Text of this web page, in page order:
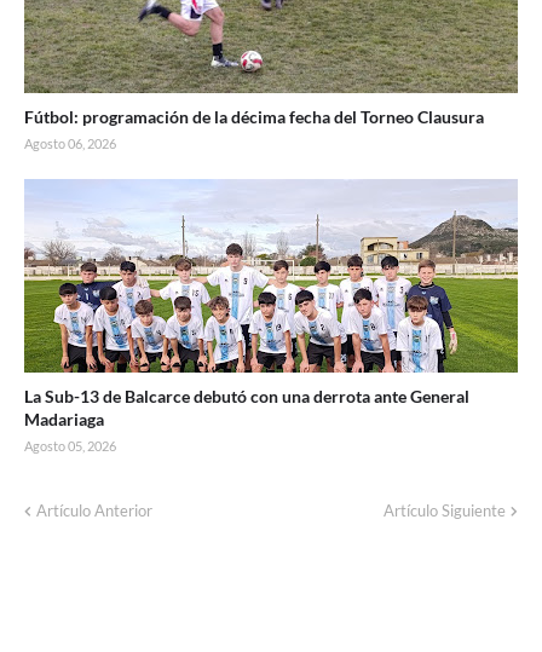
Fútbol: programación de la décima fecha del Torneo Clausura
Agosto 06, 2026
La Sub-13 de Balcarce debutó con una derrota ante General
Madariaga
Agosto 05, 2026
Artículo Anterior Artículo Siguiente